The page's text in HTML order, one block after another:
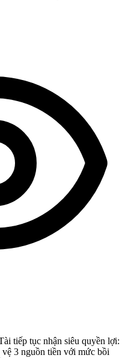
tiếp tục nhận siêu quyền lợi:
3 nguồn tiền với mức bồi